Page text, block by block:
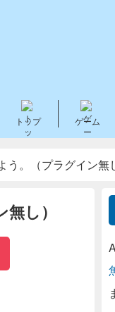
トップ ゲーム
。（プラグイン無
し）